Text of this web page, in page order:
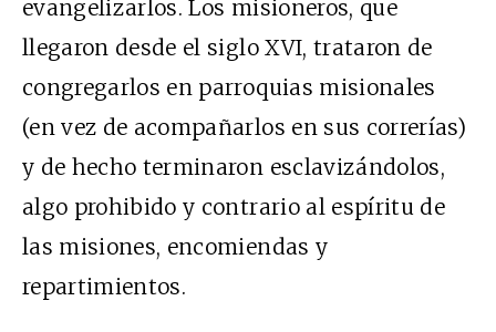
evangelizarlos. Los misioneros, que
llegaron desde el siglo XVI, trataron de
congregarlos en parroquias misionales
(en vez de acompañarlos en sus correrías)
y de hecho terminaron esclavizándolos,
algo prohibido y contrario al espíritu de
las misiones, encomiendas y
repartimientos.